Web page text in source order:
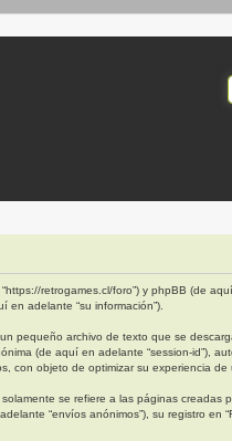
retrogames.cl/foro”) y phpBB (de aquí
en adelante “su información”).
pequeño archivo de texto que se
(de aquí en adelante “session-id”),
con objeto de optimizar su experiencia de
se refiere a las páginas creadas
“envíos anónimos”), su registro en